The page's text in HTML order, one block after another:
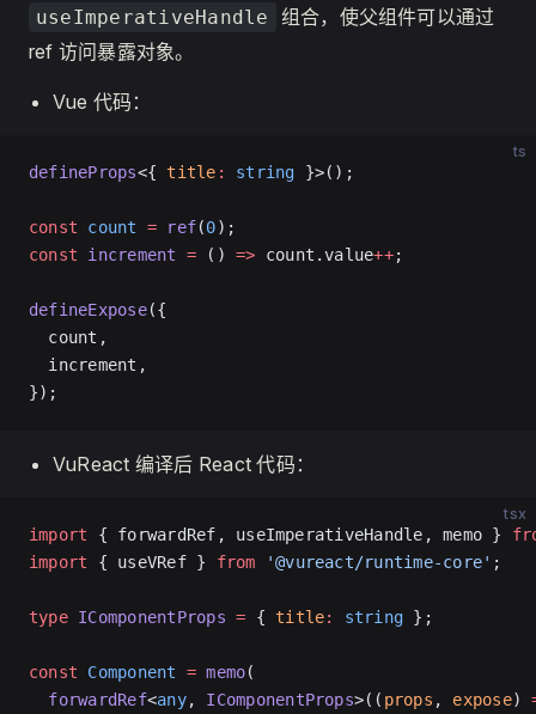
useImperativeHandle
组合，使父组件可以通过
ref 访问暴露对象。
Vue 代码：
ts
defineProps<{ title : string }>();
const count = ref(0);
const increment = () => count.value++;
defineExpose({
  count,
  increment,
});
VuReact 编译后 React 代码：
tsx
import { forwardRef, useImperativeHandle, memo }
import { useVRef } from '@vureact/runtime-core' ;
type IComponentProps = { title: string };
const Component = memo(
  forwardRef
<any, IComponentProps>(( props , expose)